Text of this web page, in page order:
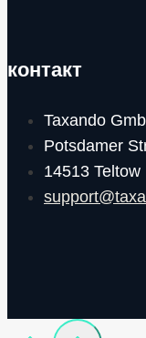
контакт
Taxando
Potsdamer
14513 Teltow